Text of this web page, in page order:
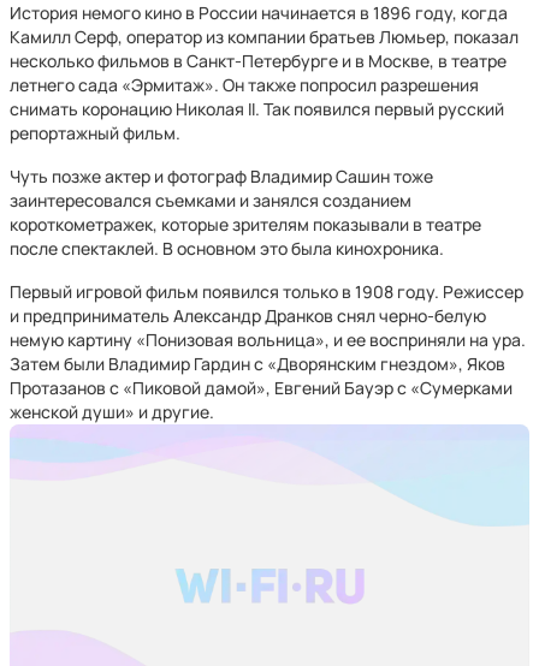
История немого кино в России начинается в 1896 году, когда
Камилл Серф, оператор из компании братьев Люмьер, показал
несколько фильмов в Санкт-Петербурге и в Москве, в театре
летнего сада «Эрмитаж». Он также попросил разрешения
снимать коронацию Николая II. Так появился первый русский
репортажный фильм.
Чуть позже актер и фотограф Владимир Сашин тоже
заинтересовался съемками и занялся созданием
короткометражек, которые зрителям показывали в театре
после спектаклей. В основном это была кинохроника.
Первый игровой фильм появился только в 1908 году. Режиссер
и предприниматель Александр Дранков снял черно-белую
немую картину «Понизовая вольница», и ее восприняли на ура.
Затем были Владимир Гардин с «Дворянским гнездом», Яков
Протазанов с «Пиковой дамой», Евгений Бауэр с «Сумерками
женской души» и другие.